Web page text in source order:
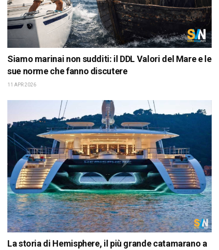
Siamo marinai non sudditi: il DDL Valori del Mare e le
sue norme che fanno discutere
11 APR 2026
La storia di Hemisphere, il più grande catamarano a